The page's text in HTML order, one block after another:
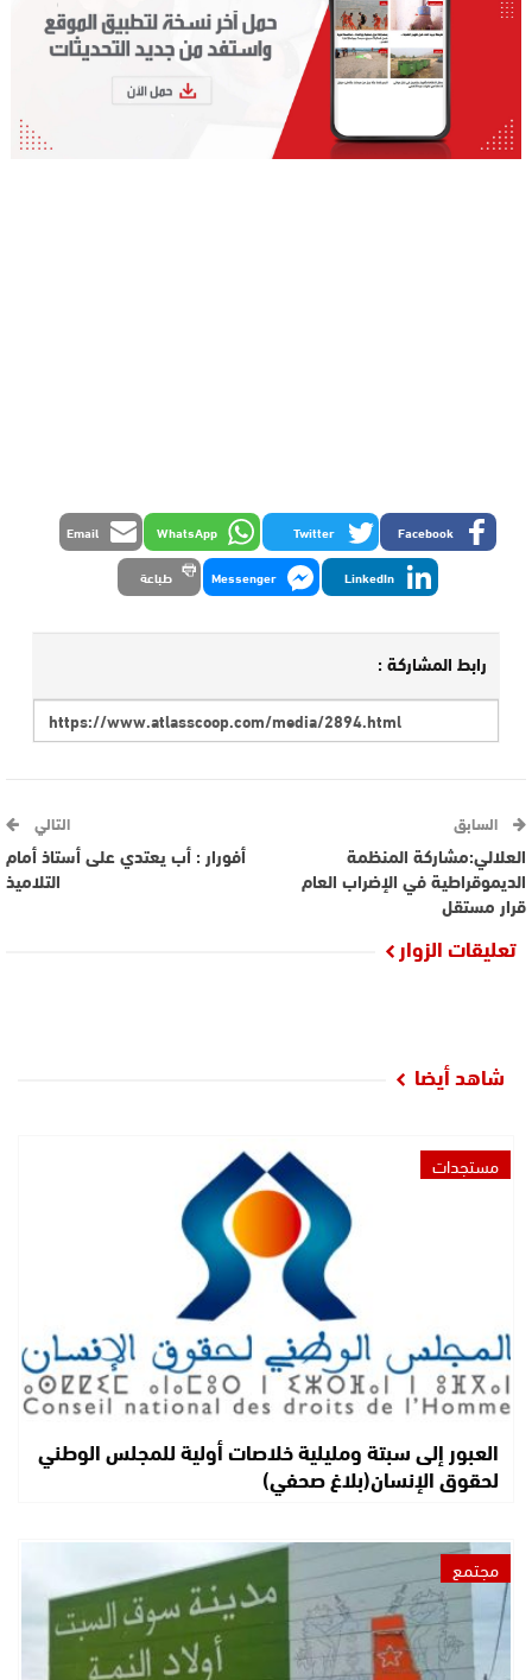
Facebook
Twitter
WhatsApp
Email
LinkedIn
Messenger طباعة
رابط المشاركة :
السابق
العلالي:مشاركة المنظمة
الديموقراطية في الإضراب العام
قرار مستقل
التالي
أفورار : أب يعتدي على أستاذ أمام
التلاميذ
تعليقات الزوار
شاهد أيضا
مستجدات
العبور إلى سبتة ومليلية خلاصات أولية للمجلس الوطني
لحقوق الإنسان(بلاغ صحفي)
مجتمع